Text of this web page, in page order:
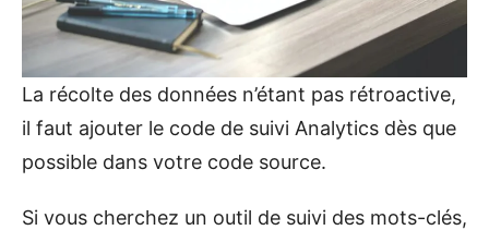
La récolte des données n’étant pas rétroactive,
il faut ajouter le code de suivi Analytics dès que
possible dans votre code source.
Si vous cherchez un outil de suivi des mots-clés,